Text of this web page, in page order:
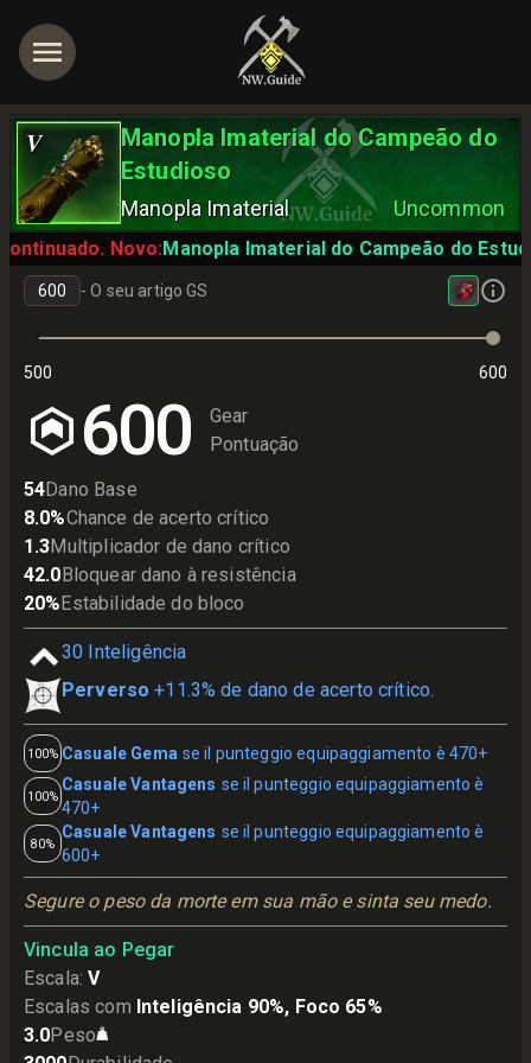
V
Manopla Imaterial do Campeão do
Estudioso
Manopla Imaterial Uncommon
Novo:Manopla Imaterial do Campeão do
-O seu artigo GS
500 600
600
Gear
Pontuação
54Dano Base
8.0%Chance de acerto crítico
1.3Multiplicador de dano crítico
42.0Bloquear dano à resistência
20%Estabilidade do bloco
30 Inteligência
Perverso +11.3% de dano de acerto crítico.
100% Casuale Gema se il punteggio equipaggiamento è 470+
100%
Casuale Vantagens se il punteggio equipaggiamento è
470+
80%
Casuale Vantagens se il punteggio equipaggiamento è
600+
Segure o peso da morte em sua mão e sinta seu medo.
Vincula ao Pegar
Escala: V
Escalas com Inteligência 90%, Foco 65%
3.0Peso